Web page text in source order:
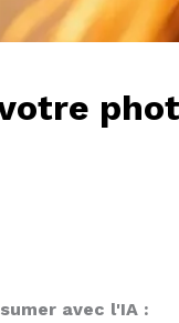
avec l'IA :